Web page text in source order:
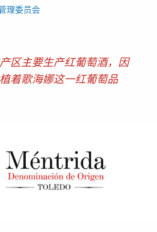
理委员会
区主要生产红葡萄酒，因
着歌海娜这一红葡萄品